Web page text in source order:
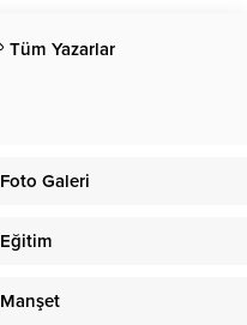
Tüm Yazarlar
Foto Galeri
Eğitim
Manşet